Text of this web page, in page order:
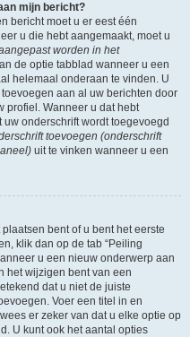
mijn bericht?
bericht moet u er eest één
u die hebt aangemaakt, moet u
worden in het
de optie tabblad wanneer u een
helemaal onderaan te vinden. U
aan al uw berichten door
profiel. Wanneer u dat hebt
onderschrift wordt toegevoegd
toevoegen (onderschrift
uit te vinken wanneer u een
bent of u bent het eerste
klik dan op de tab “Peiling
u een nieuw onderwerp aan
het wijzigen bent van een
dat u niet de juiste
Voer een titel in en
er zeker van dat u elke optie op
U kunt ook het aantal opties